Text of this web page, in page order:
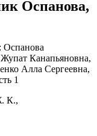
Оспанова,
К.,